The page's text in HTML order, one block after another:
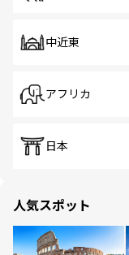
中近東
アフリカ
日本
人気スポット